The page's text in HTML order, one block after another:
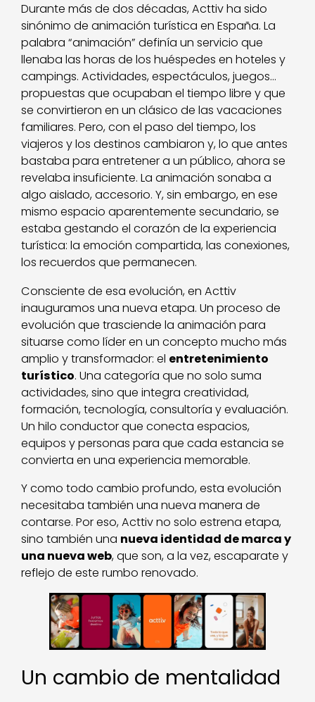
Durante más de dos décadas, Acttiv ha sido
sinónimo de animación turística en España. La
palabra “animación” definía un servicio que
llenaba las horas de los huéspedes en hoteles y
campings. Actividades, espectáculos, juegos…
propuestas que ocupaban el tiempo libre y que
se convirtieron en un clásico de las vacaciones
familiares. Pero, con el paso del tiempo, los
viajeros y los destinos cambiaron y, lo que antes
bastaba para entretener a un público, ahora se
revelaba insuficiente. La animación sonaba a
algo aislado, accesorio. Y, sin embargo, en ese
mismo espacio aparentemente secundario, se
estaba gestando el corazón de la experiencia
turística: la emoción compartida, las conexiones,
los recuerdos que permanecen.
Consciente de esa evolución, en Acttiv
inauguramos una nueva etapa. Un proceso de
evolución que trasciende la animación para
situarse como líder en un concepto mucho más
amplio y transformador: el entretenimiento
turístico. Una categoría que no solo suma
actividades, sino que integra creatividad,
formación, tecnología, consultoría y evaluación.
Un hilo conductor que conecta espacios,
equipos y personas para que cada estancia se
convierta en una experiencia memorable.
Y como todo cambio profundo, esta evolución
necesitaba también una nueva manera de
contarse. Por eso, Acttiv no solo estrena etapa,
sino también una nueva identidad de marca y
una nueva web, que son, a la vez, escaparate y
reflejo de este rumbo renovado.
Un cambio de mentalidad